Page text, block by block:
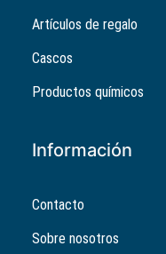
Artículos de regalo
Cascos
Productos químicos
Información
Contacto
Sobre nosotros